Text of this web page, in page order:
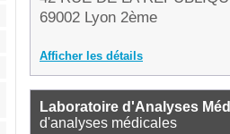
69002 Lyon 2ème
Afficher les détails
Laboratoire d'Analyses
d'analyses médicales